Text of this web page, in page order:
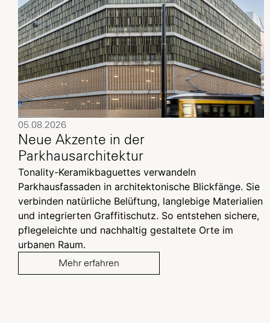
05.08.2026
Neue Akzente in der
Parkhausarchitektur
Tonality-Keramikbaguettes verwandeln
Parkhausfassaden in architektonische Blickfänge. Sie
verbinden natürliche Belüftung, langlebige Materialien
und integrierten Graffitischutz. So entstehen sichere,
pflegeleichte und nachhaltig gestaltete Orte im
urbanen Raum.
Mehr erfahren